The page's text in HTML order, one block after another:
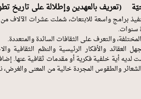
(تعريف بالعهدين وإطلالة على تاريخ
برامج واسعة للابتعاث، شملت عشرات الآلاف من
سنوات.
والتعرف على الثقافات السائدة والمتعددة.
العقائد والأفكار الرئيسية والنظم الثقافية
لديه أية خلفية فكرية أو مقدمات ثقافية عنها.
الشعائر والطقوس المجردة خالية من المعنى